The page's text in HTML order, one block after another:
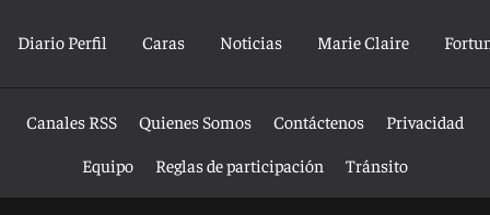
Diario Perfil Caras Noticias Marie Claire
Canales RSS Quienes Somos Contáctenos
Privacidad
Equipo
Reglas de participación Tránsito